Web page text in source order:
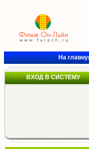
На
ВХОД В СИСТЕМУ